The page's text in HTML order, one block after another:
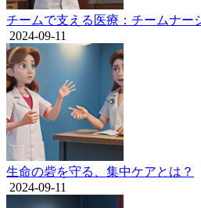
チームで支える医療：チームナー
2024-09-11
生命の砦を守る、集中ケアとは？
2024-09-11